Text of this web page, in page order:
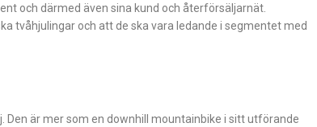
och därmed även sina kund och återförsäljarnät.
tvåhjulingar och att de ska vara ledande i segmentet med
Den är mer som en downhill mountainbike i sitt utförande